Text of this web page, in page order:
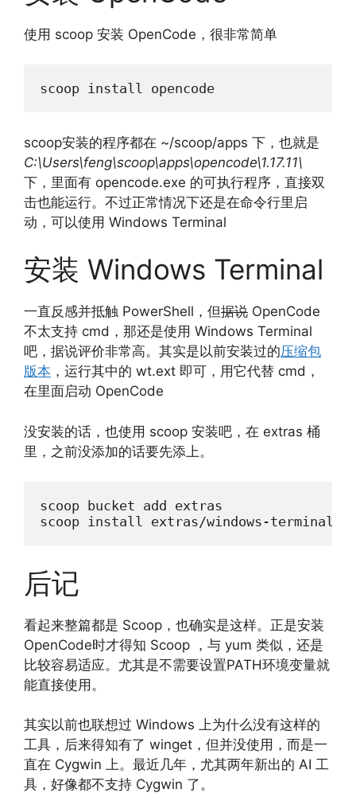
使用 scoop 安装 OpenCode，很非常简单
scoop install opencode
scoop安装的程序都在 ~/scoop/apps 下，也就是
C:\Users\feng\scoop\apps\opencode\1.17.11\
下，里面有 opencode.exe 的可执行程序，直接双
击也能运行。不过正常情况下还是在命令行里启
动，可以使用 Windows Terminal
安装 Windows Terminal
一直反感并抵触 PowerShell，但据说 OpenCode
不太支持 cmd，那还是使用 Windows Terminal
吧，据说评价非常高。其实是以前安装过的压缩包
版本 ，运行其中的 wt.ext 即可，用它代替 cmd，
在里面启动 OpenCode
没安装的话，也使用 scoop 安装吧，在 extras 桶
里，之前没添加的话要先添上。
scoop bucket add extras
scoop install extras/windows-terminal
后记
看起来整篇都是 Scoop，也确实是这样。正是安装
OpenCode时才得知 Scoop ，与 yum 类似，还是
比较容易适应。尤其是不需要设置PATH环境变量就
能直接使用。
其实以前也联想过 Windows 上为什么没有这样的
工具，后来得知有了 winget，但并没使用，而是一
直在 Cygwin 上。最近几年，尤其两年新出的 AI 工
具，好像都不支持 Cygwin 了。